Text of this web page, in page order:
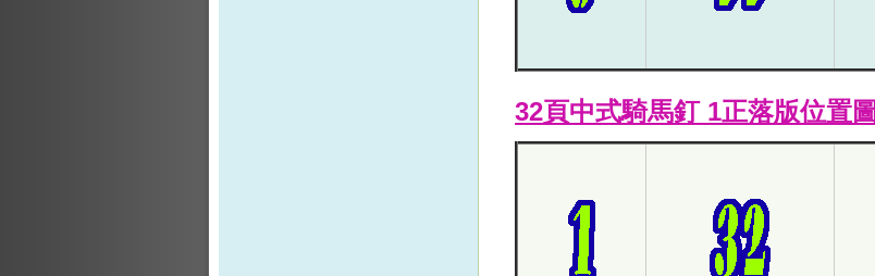
32頁中式騎馬釘 1正落版位置圖